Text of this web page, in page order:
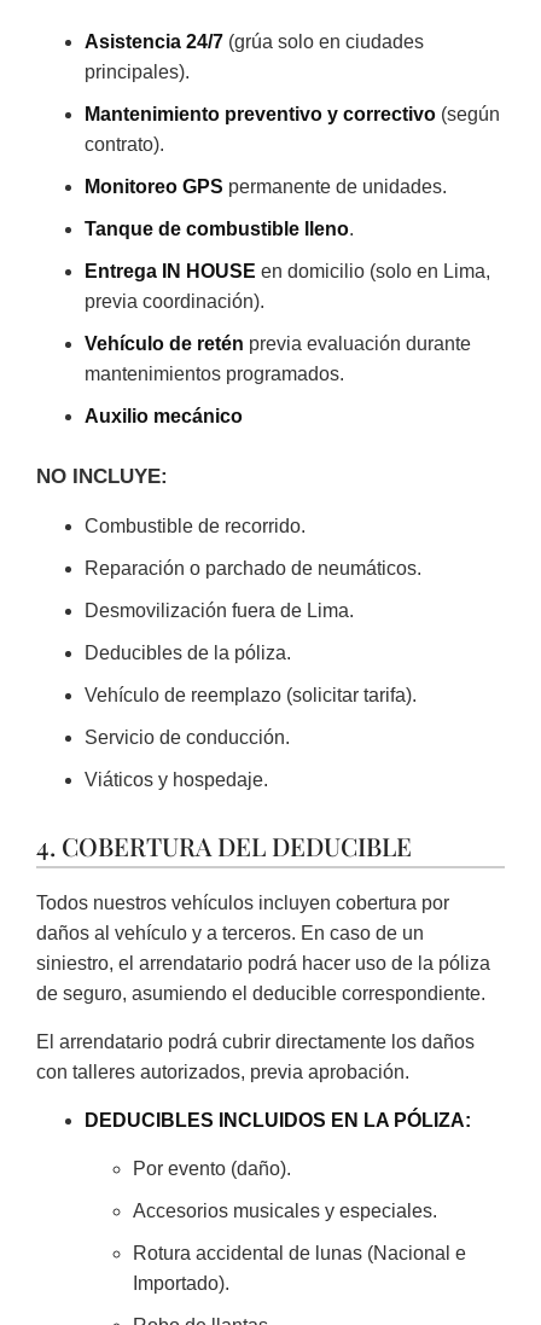
Asistencia 24/7 (grúa solo en ciudades
principales).
Mantenimiento preventivo y correctivo (según
contrato).
Monitoreo GPS permanente de unidades.
Tanque de combustible lleno.
Entrega IN HOUSE en domicilio (solo en Lima,
previa coordinación).
Vehículo de retén previa evaluación durante
mantenimientos programados.
Auxilio mecánico
NO INCLUYE:
Combustible de recorrido.
Reparación o parchado de neumáticos.
Desmovilización fuera de Lima.
Deducibles de la póliza.
Vehículo de reemplazo (solicitar tarifa).
Servicio de conducción.
Viáticos y hospedaje.
4. COBERTURA DEL DEDUCIBLE
Todos nuestros vehículos incluyen cobertura por
daños al vehículo y a terceros. En caso de un
siniestro, el arrendatario podrá hacer uso de la póliza
de seguro, asumiendo el deducible correspondiente.
El arrendatario podrá cubrir directamente los daños
con talleres autorizados, previa aprobación.
DEDUCIBLES INCLUIDOS EN LA PÓLIZA:
Por evento (daño).
Accesorios musicales y especiales.
Rotura accidental de lunas (Nacional e
Importado).